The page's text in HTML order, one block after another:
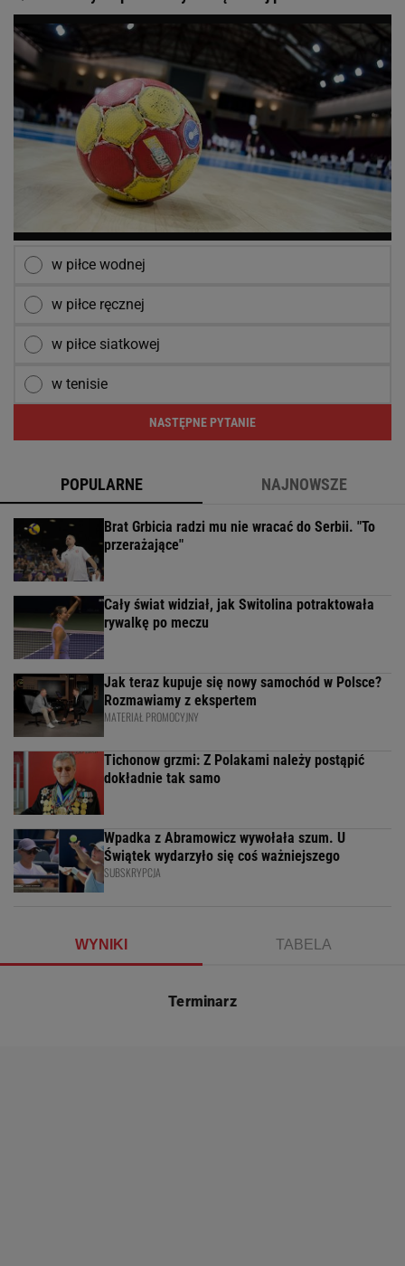
w piłce wodnej
w piłce ręcznej
w piłce siatkowej
w tenisie
NASTĘPNE PYTANIE
POPULARNE NAJNOWSZE
Brat Grbicia radzi mu nie wracać do Serbii. "To
przerażające"
Cały świat widział, jak Switolina potraktowała
rywalkę po meczu
Jak teraz kupuje się nowy samochód w Polsce?
Rozmawiamy z ekspertem
MATERIAŁ PROMOCYJNY
Tichonow grzmi: Z Polakami należy postąpić
dokładnie tak samo
Wpadka z Abramowicz wywołała szum. U
Świątek wydarzyło się coś ważniejszego
SUBSKRYPCJA
WYNIKI TABELA
Terminarz